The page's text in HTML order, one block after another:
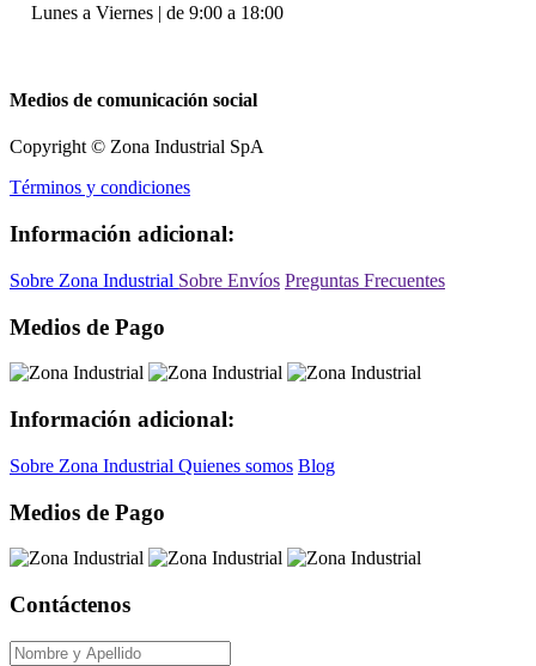
Lunes a Viernes | de 9:00 a 18:00
Medios de comunicación social
Copyright © Zona Industrial SpA
Términos y condiciones
Información adicional:
Sobre Zona Industrial Sobre Envíos Preguntas Frecuentes
Medios de Pago
Información adicional:
Sobre Zona Industrial Quienes somos Blog
Medios de Pago
Contáctenos